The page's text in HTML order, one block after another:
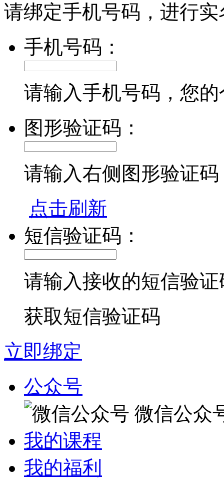
请绑定手机号码，进行
手机号码：
请输入手机号码，您
图形验证码：
请输入右侧图形验证码
点击刷新
短信验证码：
请输入接收的短信验证
获取短信验证码
立即绑定
公众号
微信公众
我的课程
我的福利